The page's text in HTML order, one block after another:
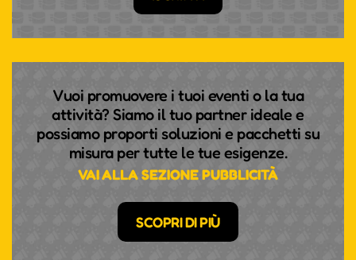
Vuoi promuovere i tuoi eventi o la tua
attività? Siamo il tuo partner ideale e
possiamo proporti soluzioni e pacchetti su
misura per tutte le tue esigenze.
VAI ALLA SEZIONE PUBBLICITÀ
SCOPRI DI PIÙ